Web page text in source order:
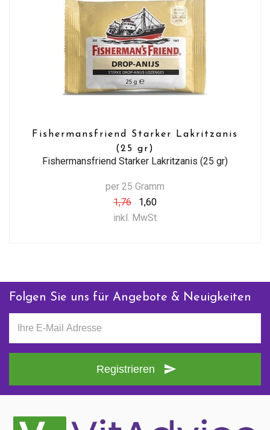
Fishermansfriend Starker Lakritzanis
(25 gr)
Fishermansfriend Starker Lakritzanis (25 gr)
per 25 Gramm
1,76
1,60
inkl. MwSt
Folgen Sie uns für Angebote & Neuigkeiten
Registrieren